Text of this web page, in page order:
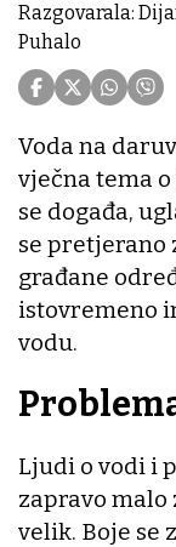
Razgovarala:
Puhalo
Voda na
vječna tema o
se događa,
se pretjerano
građane
istovremeno
vodu.
Ljudi o vodi i
zapravo malo
velik. Boje se